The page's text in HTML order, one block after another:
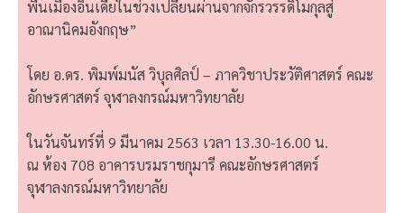
พื้นเมืองอินเดียในช่วงเปลี่ยนผ่านจากจักรวรรดิโมกุลสู่
อาณานิคมอังกฤษ”
โดย อ.ดร. พิมพ์มนัส วิบุลศิลป์ – ภาควิชาประวัติศาสตร์ คณะ
อักษรศาสตร์ จุฬาลงกรณ์มหาวิทยาลัย
ในวันจันทร์ที่ 9 มีนาคม 2563 เวลา 13.30-16.00 น.
ณ ห้อง 708 อาคารบรมราชกุมารี คณะอักษรศาสตร์
จุฬาลงกรณ์มหาวิทยาลัย